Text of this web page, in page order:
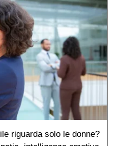
riguarda solo le donne?